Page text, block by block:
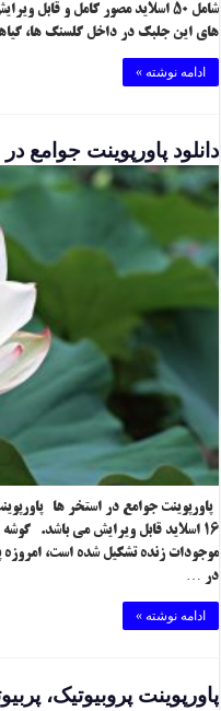
شامل ۵۰ اسلاید مصور کامل و
های این جلبک در داخل گلسنگ ها،
ادامه نوشته »
دانلود پاورپوینت جوامع
۱۶ اسلاید قابل ویرایش می باشد.
موجودات زنده تشکیل شده است،
در …
ادامه نوشته »
پاورپوینت پروبیوتیک،